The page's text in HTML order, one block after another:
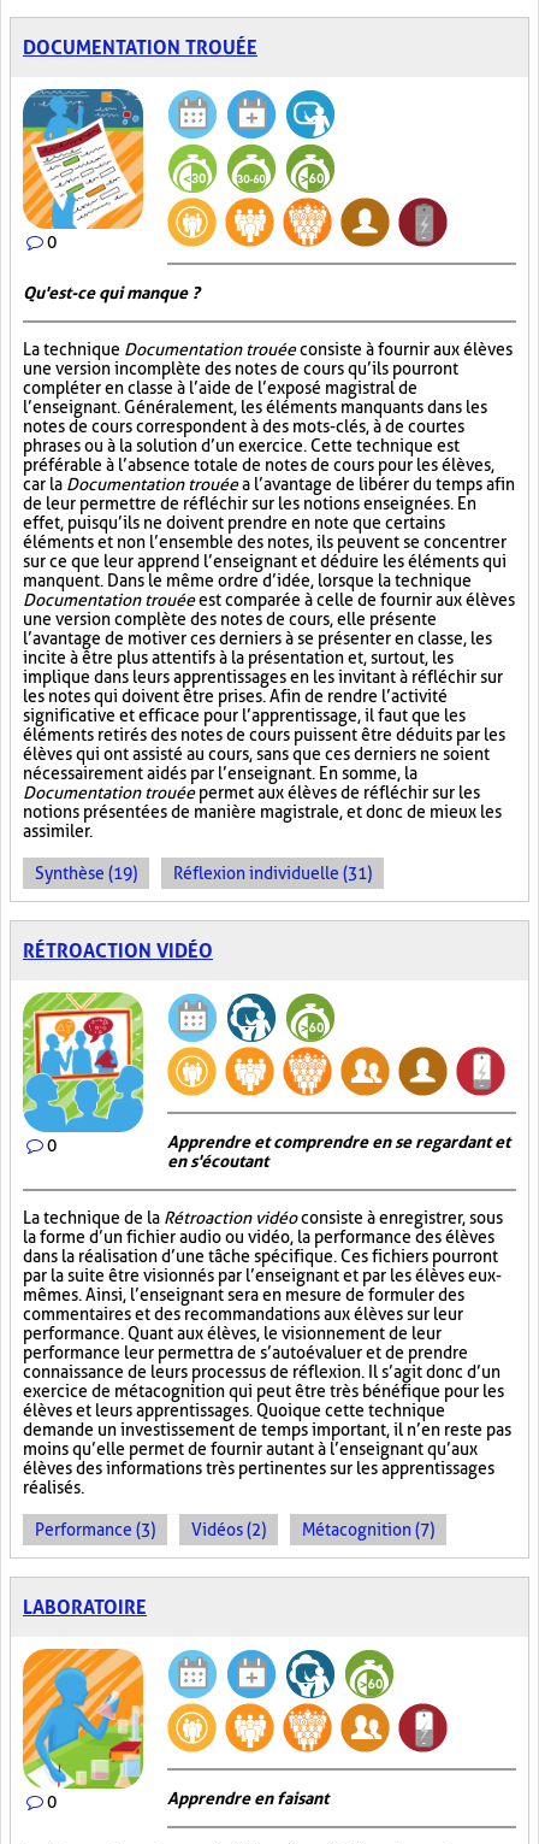
DOCUMENTATION TROUÉE
0
Qu'est-ce qui manque ?
La technique Documentation trouéeconsiste à fournir aux élèves
une version incomplète des notes de cours qu’ils pourront
compléter en classe à l’aide de l’exposé magistral de
l’enseignant. Généralement, les éléments manquants dans les
notes de cours correspondent à des mots-clés, à de courtes
phrases ou à la solution d’un exercice. Cette technique est
préférable à l’absence totale de notes de cours pour les élèves,
car la Documentation trouéea l’avantage de libérer du temps afin
de leur permettre de réfléchir sur les notions enseignées. En
effet, puisqu’ils ne doivent prendre en note que certains
éléments et non l’ensemble des notes, ils peuvent se concentrer
sur ce que leur apprend l’enseignant et déduire les éléments qui
manquent. Dans le même ordre d’idée, lorsque la technique
Documentation trouéeest comparée à celle de fournir aux élèves
une version complète des notes de cours, elle présente
l’avantage de motiver ces derniers à se présenter en classe, les
incite à être plus attentifs à la présentation et, surtout, les
implique dans leurs apprentissages en les invitant à réfléchir sur
les notes qui doivent être prises. Afin de rendre l’activité
significative et efficace pour l’apprentissage, il faut que les
éléments retirés des notes de cours puissent être déduits par les
élèves qui ont assisté au cours, sans que ces derniers ne soient
nécessairement aidés par l’enseignant. En somme, la
Documentation trouéepermet aux élèves de réfléchir sur les
notions présentées de manière magistrale, et donc de mieux les
assimiler.
Synthèse (19) Réflexion individuelle (31)
RÉTROACTION VIDÉO
0
Apprendre et comprendre en se regardant et
en s'écoutant
La technique de la Rétroaction vidéoconsiste à enregistrer, sous
la forme d’un fichier audio ou vidéo, la performance des élèves
dans la réalisation d’une tâche spécifique. Ces fichiers pourront
par la suite être visionnés par l’enseignant et par les élèves eux-
mêmes. Ainsi, l’enseignant sera en mesure de formuler des
commentaires et des recommandations aux élèves sur leur
performance. Quant aux élèves, le visionnement de leur
performance leur permettra de s’autoévaluer et de prendre
connaissance de leurs processus de réflexion. Il s’agit donc d’un
exercice de métacognition qui peut être très bénéfique pour les
élèves et leurs apprentissages. Quoique cette technique
demande un investissement de temps important, il n’en reste pas
moins qu’elle permet de fournir autant à l’enseignant qu’aux
élèves des informations très pertinentes sur les apprentissages
réalisés.
Performance (3) Vidéos (2) Métacognition (7)
LABORATOIRE
0 Apprendre en faisant